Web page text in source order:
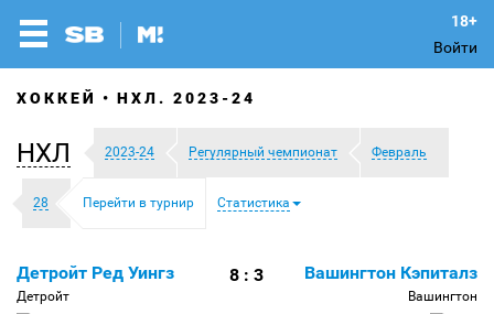
Войти
ХОККЕЙ НХЛ. 2023-24
НХЛ 2023-24 Регулярный чемпионат Февраль
28 Перейти в турнир Статистика
Детройт Ред Уингз
Детройт
8 : 3 Вашингтон Кэпиталз
Вашингтон